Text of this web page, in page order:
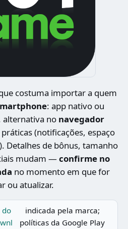
costuma importar a quem
: app nativo ou
alternativa no navegador
(notificações, espaço
Detalhes de bônus, tamanho
mudam —confirme no
no momento em que for
ou atualizar.
do
wnl
indicada pela marca;
políticas da Google Play